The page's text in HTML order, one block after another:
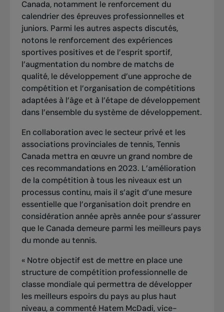
Canada, notamment le renforcement du
calendrier des épreuves professionnelles et
juniors. Parmi les autres aspects discutés,
notons le renforcement des expériences
sportives positives et de l’esprit sportif,
l’augmentation du nombre de matchs de
qualité, le développement d’une approche de
compétition et l’organisation de compétitions
adaptées à l’âge et à l’étape de développement
dans l’ensemble du système de développement.
En collaboration avec le secteur privé et les
associations provinciales de tennis, Tennis
Canada mettra en œuvre un grand nombre de
ces recommandations en 2023. L’amélioration
de la compétition à tous les niveaux est un
processus continu, mais il s’agit d’une mesure
essentielle que l’organisation doit prendre en
considération année après année pour s’assurer
que le Canada demeure parmi les meilleurs pays
du monde au tennis.
« Notre objectif est de mettre en place une
structure de compétition professionnelle de
classe mondiale qui permettra de développer
les meilleurs espoirs du pays au plus haut
niveau, a commenté Hatem McDadi, vice-